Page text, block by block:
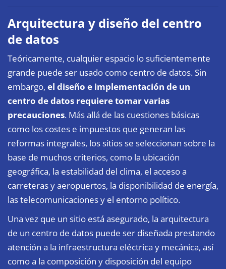
Arquitectura y diseño del centro
de datos
Teóricamente, cualquier espacio lo suficientemente
grande puede ser usado como centro de datos. Sin
embargo, el diseño e implementación de un
centro de datos requiere tomar varias
precauciones. Más allá de las cuestiones básicas
como los costes e impuestos que generan las
reformas integrales, los sitios se seleccionan sobre la
base de muchos criterios, como la ubicación
geográfica, la estabilidad del clima, el acceso a
carreteras y aeropuertos, la disponibilidad de energía,
las telecomunicaciones y el entorno político.
Una vez que un sitio está asegurado, la arquitectura
de un centro de datos puede ser diseñada prestando
atención a la infraestructura eléctrica y mecánica, así
como a la composición y disposición del equipo